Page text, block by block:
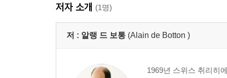
저자 소개 (1명)
저 : 알랭 드 보통 (Alain de Botton )
1969년 스위스 취리히